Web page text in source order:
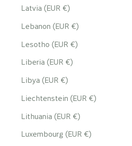
Latvia (EUR €)
Lebanon (EUR €)
Lesotho (EUR €)
Liberia (EUR €)
Libya (EUR €)
Liechtenstein (EUR €)
Lithuania (EUR €)
Luxembourg (EUR €)